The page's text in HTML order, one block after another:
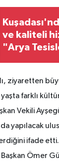
ve kaliteli
"Arya
ziyaretten
farklı
Vekili
yapılacak
ifade etti.
Ömer